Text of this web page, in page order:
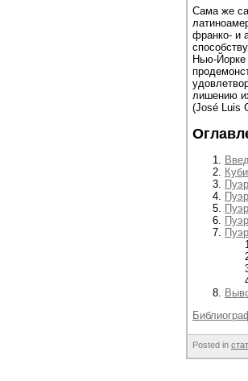
Сама же
франко- и
Нью-Йорке
лишению
(José Luis
Posted in